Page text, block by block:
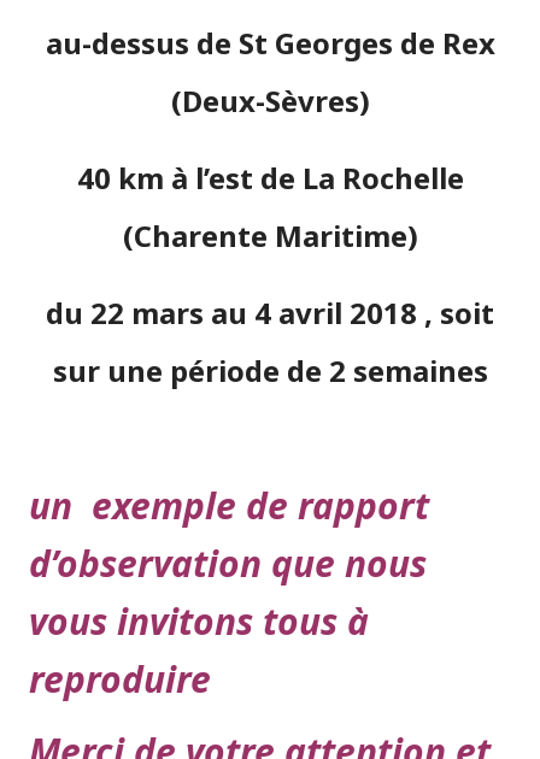
au-dessus de St Georges de Rex
(Deux-Sèvres)
40 km à l’est de La Rochelle
(Charente Maritime)
du 22 mars au 4 avril 2018 , soit
sur une période de 2 semaines
un exemple de rapport
d’observation que nous
vous invitons tous à
reproduire